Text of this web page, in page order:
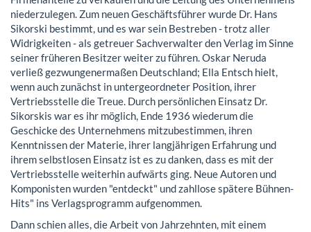
niederzulegen. Zum neuen Geschäftsführer wurde Dr. Hans
Sikorski bestimmt, und es war sein Bestreben - trotz aller
Widrigkeiten - als getreuer Sachverwalter den Verlag im Sinne
seiner früheren Besitzer weiter zu führen. Oskar Neruda
verließ gezwungenermaßen Deutschland; Ella Entsch hielt,
wenn auch zunächst in untergeordneter Position, ihrer
Vertriebsstelle die Treue. Durch persönlichen Einsatz Dr.
Sikorskis war es ihr möglich, Ende 1936 wiederum die
Geschicke des Unternehmens mitzubestimmen, ihren
Kenntnissen der Materie, ihrer langjährigen Erfahrung und
ihrem selbstlosen Einsatz ist es zu danken, dass es mit der
Vertriebsstelle weiterhin aufwärts ging. Neue Autoren und
Komponisten wurden "entdeckt" und zahllose spätere Bühnen-
Hits" ins Verlagsprogramm aufgenommen.
Dann schien alles, die Arbeit von Jahrzehnten, mit einem